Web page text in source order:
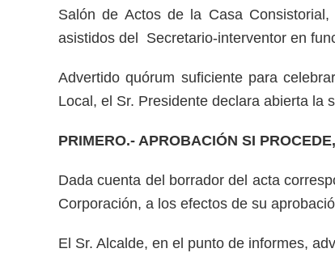
Salón de Actos de la Casa
asistidos del Secretario-interventor en
Advertido quórum suficiente para
Local, el Sr. Presidente declara abierta la
PRIMERO.- APROBACIÓN SI
Dada cuenta del borrador del acta
Corporación, a los efectos de su
El Sr. Alcalde, en el punto de informes,